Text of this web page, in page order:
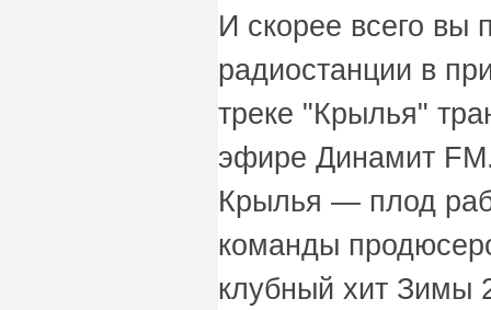
И скорее всего вы
радиостанции в
треке "Крылья"
эфире Динамит
Крылья — плод
команды
клубный хит